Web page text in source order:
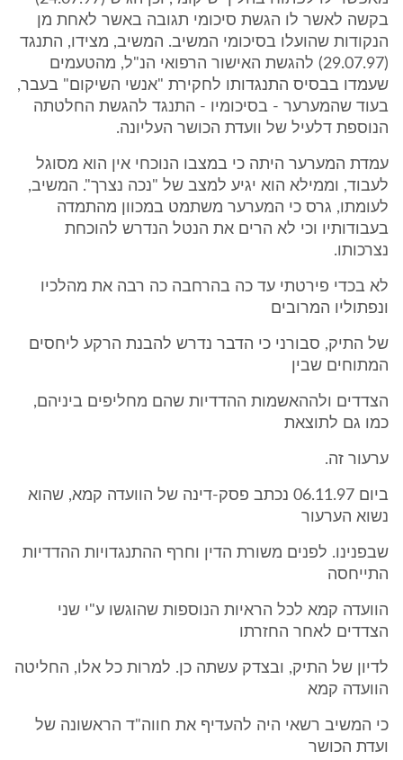
בקשה לאשר לו הגשת סיכומי תגובה באשר לאחת מן
הנקודות שהועלו בסיכומי המשיב. המשיב, מצידו, התנגד
(29.07.97) להגשת האישור הרפואי הנ"ל, מהטעמים
שעמדו בבסיס התנגדותו לחקירת "אנשי השיקום" בעבר,
בעוד שהמערער - בסיכומיו - התנגד להגשת החלטתה
הנוספת דלעיל של וועדת הכושר העליונה.
עמדת המערער היתה כי במצבו הנוכחי אין הוא מסוגל
לעבוד, וממילא הוא יגיע למצב של "נכה נצרך". המשיב,
לעומתו, גרס כי המערער משתמט במכוון מהתמדה
בעבודותיו וכי לא הרים את הנטל הנדרש להוכחת
נצרכותו.
לא בכדי פירטתי עד כה בהרחבה כה רבה את מהלכיו
ונפתוליו המרובים
של התיק, סבורני כי הדבר נדרש להבנת הרקע ליחסים
המתוחים שבין
הצדדים ולההאשמות ההדדיות שהם מחליפים ביניהם,
כמו גם לתוצאת
ערעור זה.
ביום 06.11.97 נכתב פסק-דינה של הוועדה קמא, שהוא
נשוא הערעור
שבפנינו. לפנים משורת הדין וחרף ההתנגדויות ההדדיות
התייחסה
הוועדה קמא לכל הראיות הנוספות שהוגשו ע"י שני
הצדדים לאחר החזרתו
לדיון של התיק, ובצדק עשתה כן. למרות כל אלו, החליטה
הוועדה קמא
כי המשיב רשאי היה להעדיף את חווה"ד הראשונה של
ועדת הכושר